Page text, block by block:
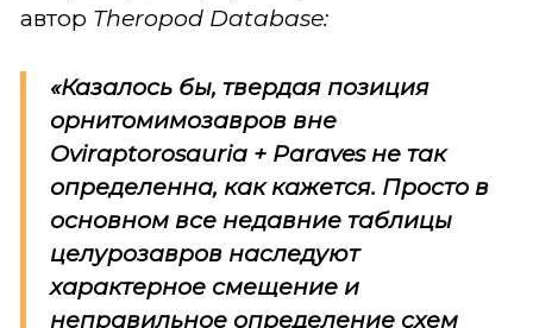
автор Theropod Database:
«Казалось бы, твердая позиция
орнитомимозавров вне
Oviraptorosauria + Paraves не так
определенна, как кажется. Просто в
основном все недавние таблицы
целурозавров наследуют
характерное смещение и
неправильное определение схем